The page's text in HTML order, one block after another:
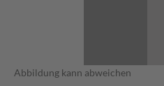
Abbildung kann abweichen